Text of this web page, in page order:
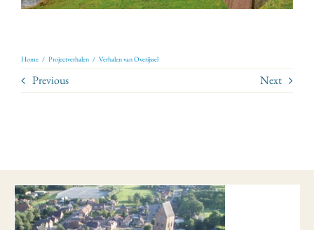
Home / Projectverhalen / Verhalen van Overijssel
Previous Next